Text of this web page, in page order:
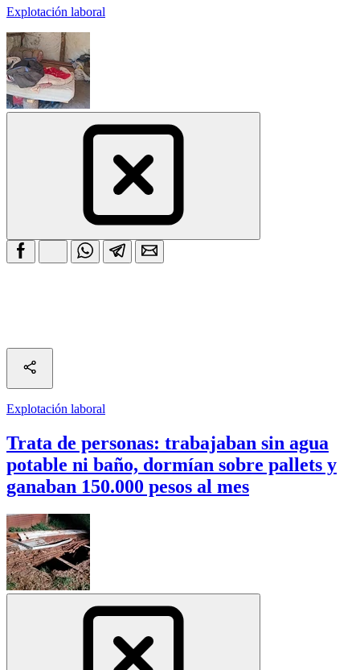
Explotación laboral
Explotación laboral
Trata de personas: trabajaban sin agua
potable ni baño, dormían sobre pallets y
ganaban 150.000 pesos al mes